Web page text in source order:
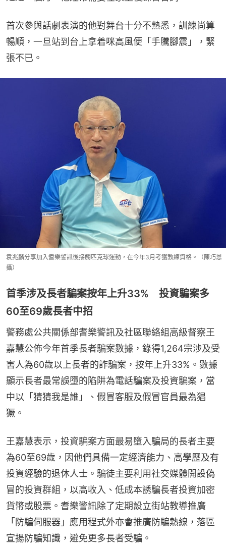
首次參與話劇表演的他對舞台十分不熟悉，訓練尚算
暢順，一旦站到台上拿着咪高風便「手騰腳震」，緊
張不已。
袁兆麟分享加入耆樂警訊後接觸匹克球運動，在今年3月考獲教練資格。（陳巧恩
攝）
首季涉及長者騙案按年上升33% 投資騙案多
60至69歲長者中招
警務處公共關係部耆樂警訊及社區聯絡組高級督察王
嘉慧公佈今年首季長者騙案數據，錄得1,264宗涉及受
害人為60歲以上長者的詐騙案，按年上升33%。數據
顯示長者最常誤墮的陷阱為電話騙案及投資騙案，當
中以「猜猜我是誰」、假冒客服及假冒官員最為猖
獗。
王嘉慧表示，投資騙案方面最易墮入騙局的長者主要
為60至69歲，因他們具備一定經濟能力、高學歷及有
投資經驗的退休人士。騙徒主要利用社交媒體開設偽
冒的投資群組，以高收入、低成本誘騙長者投資加密
貨幣或股票。耆樂警訊除了定期設立街站教導推廣
「防騙伺服器」應用程式外亦會推廣防騙熱線，落區
宣揚防騙知識，避免更多長者受騙。